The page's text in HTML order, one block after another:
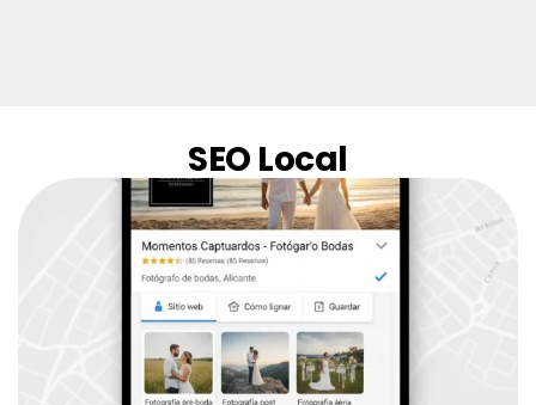
SEO Local